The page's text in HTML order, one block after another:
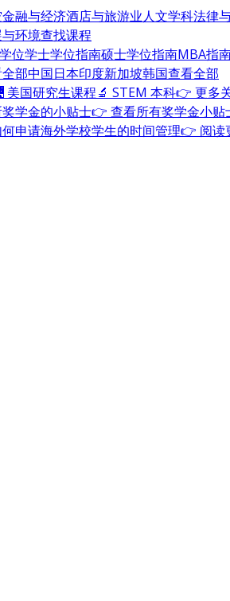
金融与经济酒店与旅游业人文学科法律
环境查找课程
位学士学位指南硕士学位指南MBA指
部中国日本印度新加坡韩国查看全部
美国研究生课程🔬 STEM 本科👉 更多
学金的小贴士👉 查看所有奖学金小贴
申请海外学校学生的时间管理👉 阅读